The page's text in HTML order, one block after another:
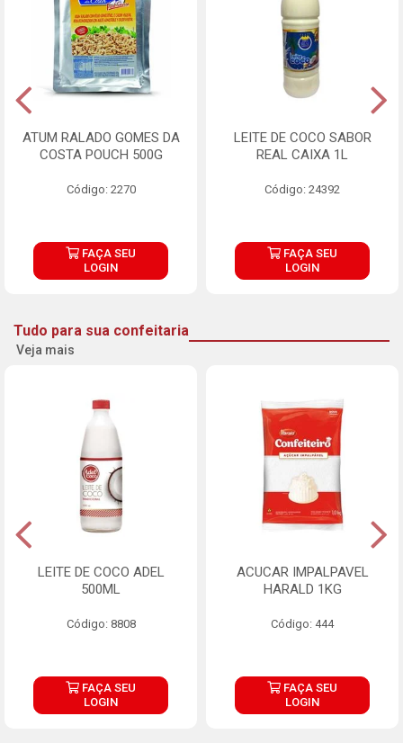
ATUM RALADO GOMES DA
COSTA POUCH 500G
Código: 2270
FAÇA SEU
LOGIN
LEITE DE COCO SABOR
REAL CAIXA 1L
Código: 24392
FAÇA SEU
LOGIN
Tudo para sua confeitaria
Veja mais
LEITE DE COCO ADEL
500ML
Código: 8808
FAÇA SEU
LOGIN
ACUCAR IMPALPAVEL
HARALD 1KG
Código: 444
FAÇA SEU
LOGIN